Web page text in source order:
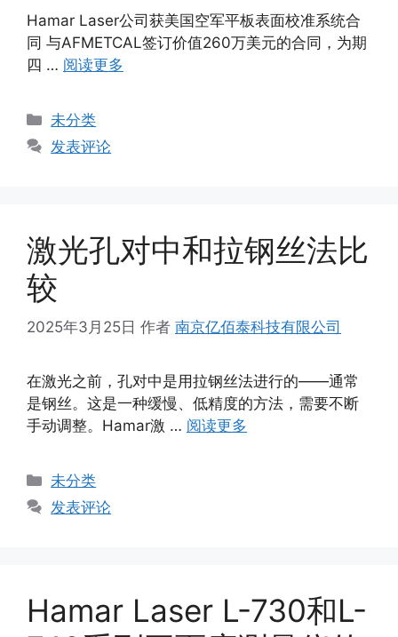
Hamar Laser公司获美国空军平板表面校准系统合
同 与AFMETCAL签订价值260万美元的合同，为期
四 … 阅读更多
分
类
未分类
发表评论
激光孔对中和拉钢丝法比
较
2025年3月25日 作者 南京亿佰泰科技有限公司
在激光之前，孔对中是用拉钢丝法进行的——通常
是钢丝。这是一种缓慢、低精度的方法，需要不断
手动调整。Hamar激 … 阅读更多
分
类
未分类
发表评论
Hamar Laser L-730和L-